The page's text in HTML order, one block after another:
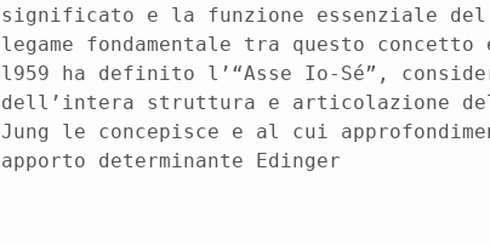
significato e la funzione essenziale
legame fondamentale tra questo concetto
l959 ha definito l’“Asse Io-Sé”,
dell’intera struttura e articolazione
Jung le concepisce e al cui
apporto determinante Edinger